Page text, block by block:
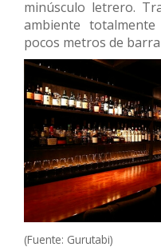
minúsculo letrero.
ambiente
pocos metros de
(Fuente: Gurutabi)